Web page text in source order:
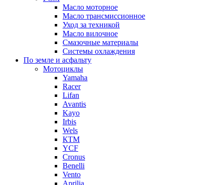
Масло моторное
Масло трансмиссионное
Уход за техникой
Масло вилочное
Смазочные материалы
Системы охлаждения
По земле и асфальту
Мотоциклы
Yamaha
Racer
Lifan
Avantis
Kayo
Irbis
Wels
КТМ
YCF
Cronus
Benelli
Vento
Aprilia